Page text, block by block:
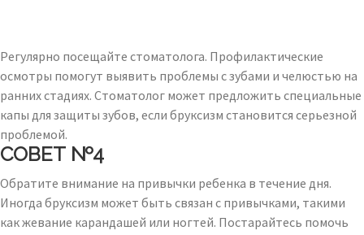
Регулярно посещайте стоматолога. Профилактические
осмотры помогут выявить проблемы с зубами и челюстью на
ранних стадиях. Стоматолог может предложить специальные
капы для защиты зубов, если бруксизм становится серьезной
проблемой.
СОВЕТ №4
Обратите внимание на привычки ребенка в течение дня.
Иногда бруксизм может быть связан с привычками, такими
как жевание карандашей или ногтей. Постарайтесь помочь